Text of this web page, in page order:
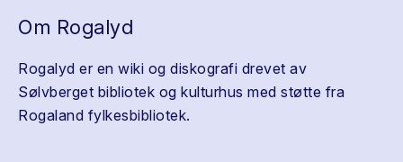
Om Rogalyd
Rogalyd er en wiki og diskografi drevet av
Sølvberget bibliotek og kulturhus med støtte fra
Rogaland fylkesbibliotek.